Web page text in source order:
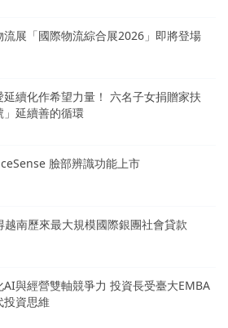
流展「國際物流綜合展2026」即將登場
延續化作希望力量！ 六名子女捐贈家扶
」延續善的循環
臉部辨識功能上市
越南歷來最大規模國際銀團社會貸款
AI與經營雙軸競爭力 投資長受臺大EMBA
資思維